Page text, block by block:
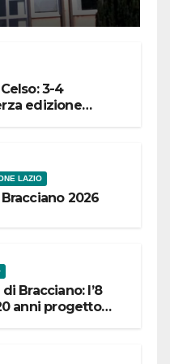
3-4
edizione
LAZIO
2026
Bracciano: l’8
anni progetto